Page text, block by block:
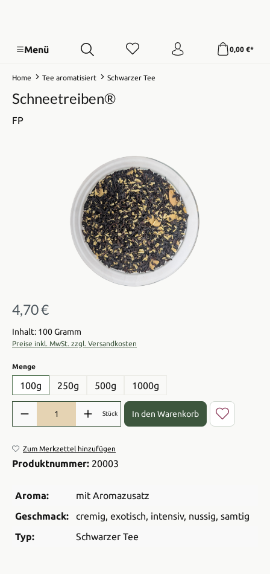
Menü 0,00 €*
Home Tee aromatisiert Schwarzer Tee
Schneetreiben®
FP
Bildergalerie überspringen
Regulärer Preis:
4,70 €
Inhalt: 100 Gramm
Preise inkl. MwSt. zzgl. Versandkosten
Mengeauswählen
100g 250g 500g 1000g
Produkt Anzahl: Gib den gewünschten Wert ein oder benutze die
Stück In den Warenkorb
Zum Merkzettel hinzufügen
Produktnummer: 20003
Aroma:
mit Aromazusatz
Geschmack:
cremig, exotisch, intensiv, nussig, samtig
Typ:
Schwarzer Tee